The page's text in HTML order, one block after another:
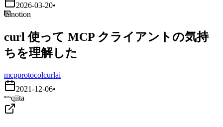
2026-03-20•
notion
curl 使って MCP クライアントの気持
ちを理解した
mcpprotocolcurlai
2021-12-06•
qiita